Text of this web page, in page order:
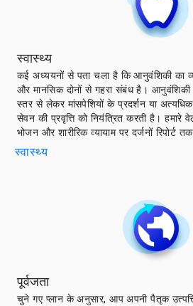
स्वास्थ्य
कई अध्ययनों से पता चला है कि आनुवंशिकी का
और मानसिक दोनों से गहरा संबंध है। आनुवंशिकी
स्तर से लेकर मांसपेशियों के प्रदर्शन या
सेवन की प्रवृत्ति को नियंत्रित करती है।
भोजन और शारीरिक व्यायाम पर दर्जनों रिपोर्ट
स्वास्थ्य
पूर्वजता
चुने गए प्लान के अनुसार, आप अपनी पैतृक